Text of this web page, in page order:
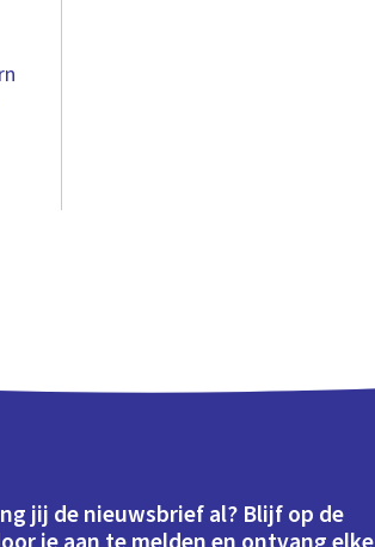
jij de nieuwsbrief al? Blijf op de